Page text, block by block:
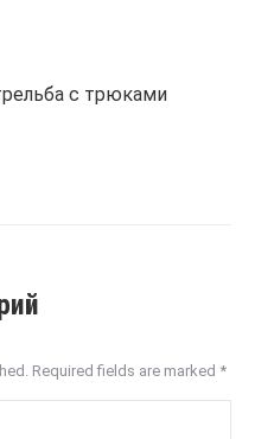
с трюками
Required fields are marked *